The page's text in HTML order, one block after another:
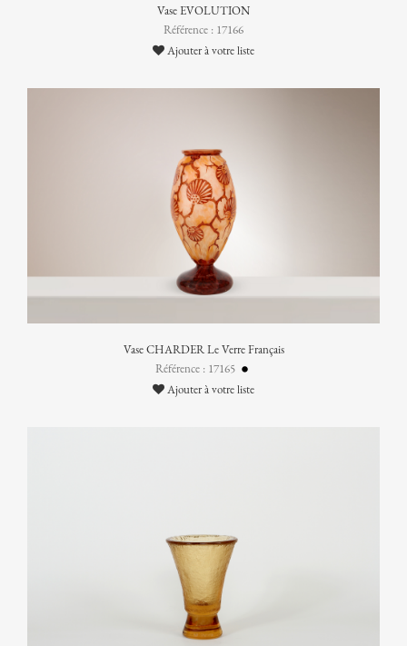
Vase EVOLUTION
Référence : 17166
Ajouter à votre liste
Vase CHARDER Le Verre Français
Référence : 17165
Ajouter à votre liste